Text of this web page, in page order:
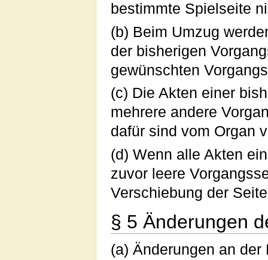
bestimmte Spielseite
(b) Beim Umzug
der bisherigen
gewünschten
(c) Die Akten einer
mehrere andere
dafür sind vom Organ
(d) Wenn alle Akten
zuvor leere
Verschiebung der
§ 5 Änderungen
(a) Änderungen an